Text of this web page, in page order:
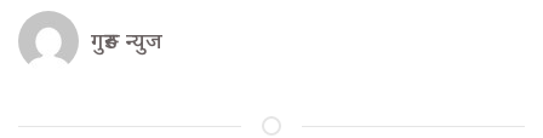
गुरुङ न्युज